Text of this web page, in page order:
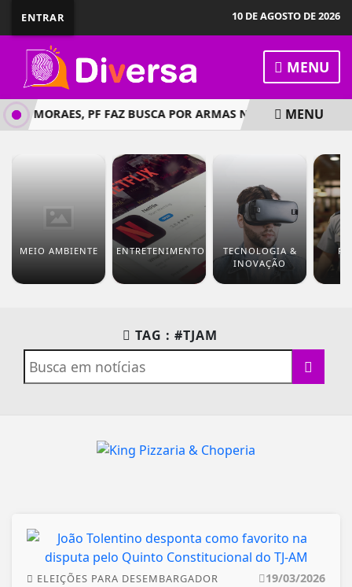
ENTRAR 10 DE AGOSTO DE 2026
MENU
DE MORAES, PF FAZ BUSCA POR ARMAS NA CASA DEMENU
MEIO AMBIENTE ENTRETENIMENTO
TECNOLOGIA &
INOVAÇÃO
TAG : #TJAM
ELEIÇÕES PARA DESEMBARGADOR 19/03/2026